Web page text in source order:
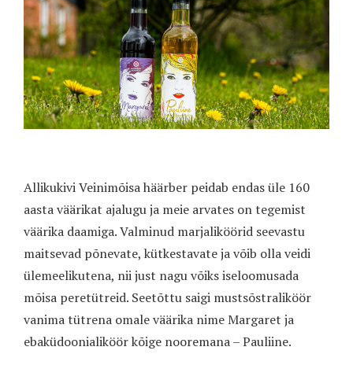
Allikukivi Veinimõisa häärber peidab endas üle 160
aasta väärikat ajalugu ja meie arvates on tegemist
väärika daamiga. Valminud marjaliköörid seevastu
maitsevad põnevate, kütkestavate ja võib olla veidi
ülemeelikutena, nii just nagu võiks iseloomusada
mõisa peretütreid. Seetõttu saigi mustsõstraliköör
vanima tütrena omale väärika nime Margaret ja
ebaküdoonialiköör kõige nooremana – Pauliine.